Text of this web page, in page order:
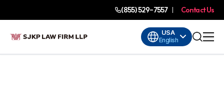
(855) 529-7557 Contact Us
USA
English